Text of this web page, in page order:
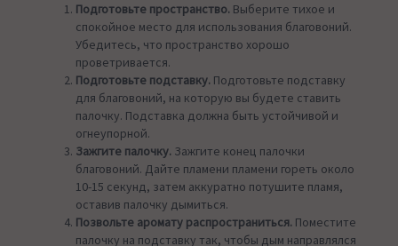
Подготовьте пространство. Выберите тихое и
спокойное место для использования благовоний.
Убедитесь, что пространство хорошо
проветривается.
Подготовьте подставку. Подготовьте подставку
для благовоний, на которую вы будете ставить
палочку. Подставка должна быть устойчивой и
огнеупорной.
Зажгите палочку. Зажгите конец палочки
благовоний. Дайте пламени пламени гореть около
10-15 секунд, затем аккуратно потушите пламя,
оставив палочку дымиться.
Позвольте аромату распространиться. Поместите
палочку на подставку так, чтобы дым направлялся